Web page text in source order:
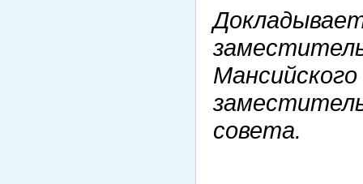
совета.